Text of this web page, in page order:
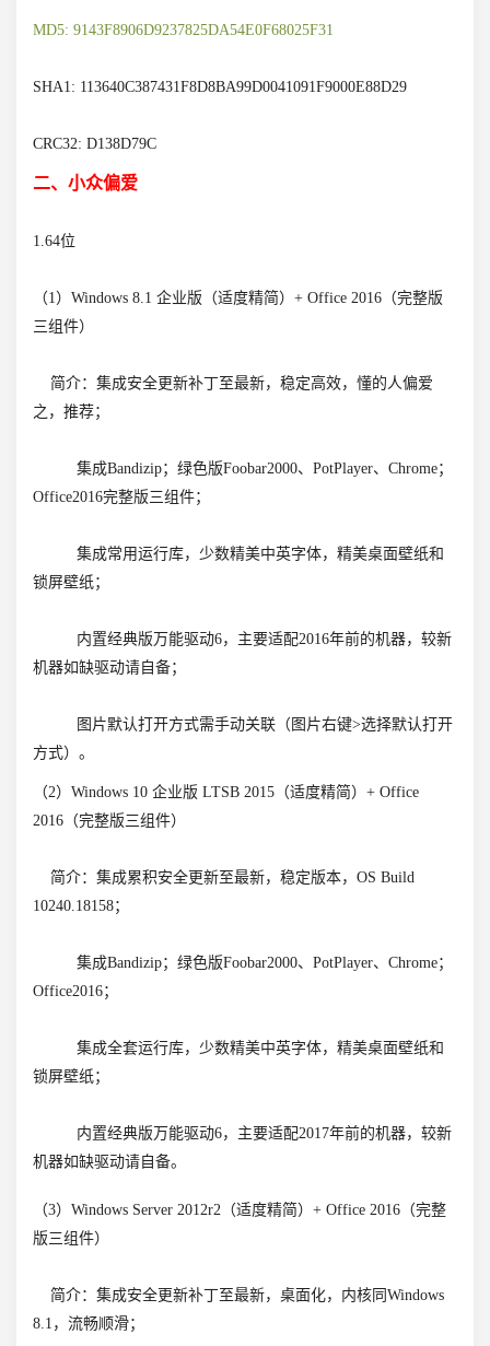
MD5: 9143F8906D9237825DA54E0F68025F31
SHA1: 113640C387431F8D8BA99D0041091F9000E88D29
CRC32: D138D79C
二、小众偏爱
1.64位
（1）Windows 8.1 企业版（适度精简）+ Office 2016（完整版
三组件）
简介：集成安全更新补丁至最新，稳定高效，懂的人偏爱
之，推荐；
集成Bandizip；绿色版Foobar2000、PotPlayer、Chrome；
Office2016完整版三组件；
集成常用运行库，少数精美中英字体，精美桌面壁纸和
锁屏壁纸；
内置经典版万能驱动6，主要适配2016年前的机器，较新
机器如缺驱动请自备；
图片默认打开方式需手动关联（图片右键>选择默认打开
方式）。
（2）Windows 10 企业版 LTSB 2015（适度精简）+ Office
2016（完整版三组件）
简介：集成累积安全更新至最新，稳定版本，OS Build
10240.18158；
集成Bandizip；绿色版Foobar2000、PotPlayer、Chrome；
Office2016；
集成全套运行库，少数精美中英字体，精美桌面壁纸和
锁屏壁纸；
内置经典版万能驱动6，主要适配2017年前的机器，较新
机器如缺驱动请自备。
（3）Windows Server 2012r2（适度精简）+ Office 2016（完整
版三组件）
简介：集成安全更新补丁至最新，桌面化，内核同Windows
8.1，流畅顺滑；